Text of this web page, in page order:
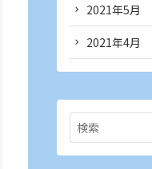
2021年5月
2021年4月